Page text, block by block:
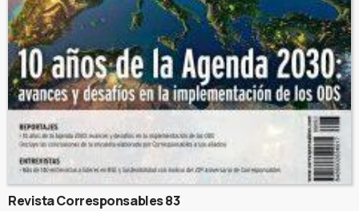
Revista Corresponsables 83